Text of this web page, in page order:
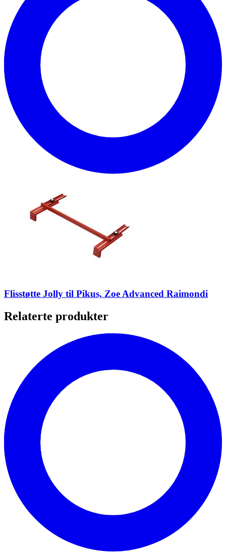
Flisstøtte Jolly til Pikus, Zoe Advanced Raimondi
Relaterte produkter